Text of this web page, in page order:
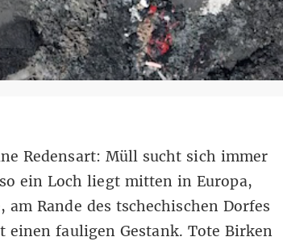
Redensart: Müll sucht sich immer
ein Loch liegt mitten in Europa,
Rande des tschechischen Dorfes
einen fauligen Gestank. Tote Birken